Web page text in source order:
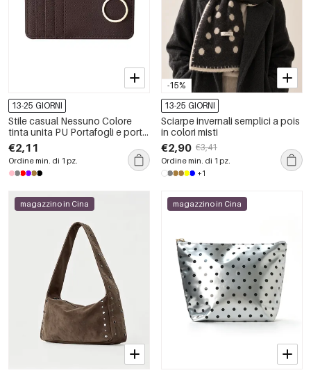
13-25 GIORNI
Stile casual Nessuno Colore
tinta unita PU Portafogli e porta
carte quadrati da donna
€2,11
Ordine min. di 1 pz.
-15%
13-25 GIORNI
Sciarpe invernali semplici a pois
in colori misti
€2,90 €3,41
Ordine min. di 1 pz.
+1
magazzino in Cina magazzino in Cina